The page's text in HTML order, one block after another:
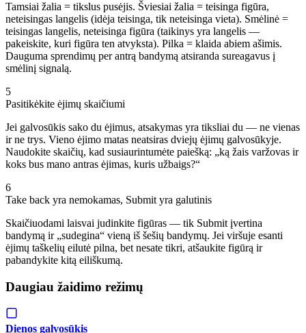
Tamsiai žalia = tikslus pusėjis. Šviesiai žalia = teisinga figūra,
neteisingas langelis (idėja teisinga, tik neteisinga vieta). Smėlinė =
teisingas langelis, neteisinga figūra (taikinys yra langelis —
pakeiskite, kuri figūra ten atvyksta). Pilka = klaida abiem ašimis.
Dauguma sprendimų per antrą bandymą atsiranda sureagavus į
smėlinį signalą.
5
Pasitikėkite ėjimų skaičiumi
Jei galvosūkis sako du ėjimus, atsakymas yra tiksliai du — ne vienas
ir ne trys. Vieno ėjimo matas neatsiras dviejų ėjimų galvosūkyje.
Naudokite skaičių, kad susiaurintumėte paiešką: „ką žais varžovas ir
koks bus mano antras ėjimas, kuris užbaigs?“
6
Take back yra nemokamas, Submit yra galutinis
Skaičiuodami laisvai judinkite figūras — tik Submit įvertina
bandymą ir „sudegina“ vieną iš šešių bandymų. Jei viršuje esanti
ėjimų taškelių eilutė pilna, bet nesate tikri, atšaukite figūrą ir
pabandykite kitą eiliškumą.
Daugiau žaidimo režimų
Dienos galvosūkis